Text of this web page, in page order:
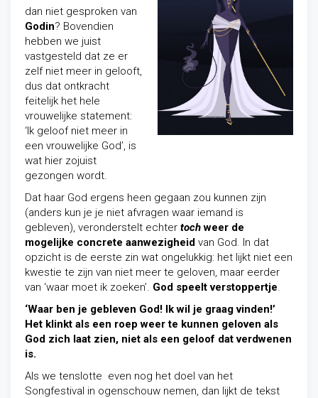
dan niet gesproken van
Godin? Bovendien
hebben we juist
vastgesteld dat ze er
zelf niet meer in gelooft,
dus dat ontkracht
feitelijk het hele
vrouwelijke statement:
‘Ik geloof niet meer in
een vrouwelijke God’, is
wat hier zojuist
gezongen wordt.
Dat haar God ergens heen gegaan zou kunnen zijn
(anders kun je je niet afvragen waar iemand is
gebleven), veronderstelt echter tochweer de
mogelijke concrete aanwezigheid van God. In dat
opzicht is de eerste zin wat ongelukkig: het lijkt niet een
kwestie te zijn van niet meer te geloven, maar eerder
van ‘waar moet ik zoeken’. God speelt verstoppertje.
‘Waar ben je gebleven God! Ik wil je graag vinden!’
Het klinkt als een roep weer te kunnen geloven als
God zich laat zien, niet als een geloof dat verdwenen
is.
Als we tenslotte even nog het doel van het
Songfestival in ogenschouw nemen, dan lijkt de tekst